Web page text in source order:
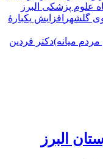
علوم پزشکی البرز
افزایش یکبارۀ
دكتر فردين